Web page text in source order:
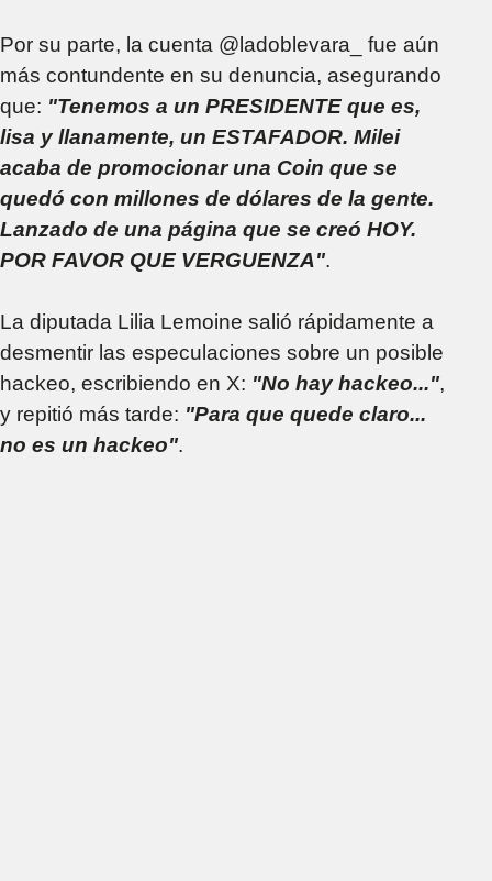
Por su parte, la cuenta @ladoblevara_ fue aún
más contundente en su denuncia, asegurando
que: "Tenemos a un PRESIDENTE que es,
lisa y llanamente, un ESTAFADOR. Milei
acaba de promocionar una Coin que se
quedó con millones de dólares de la gente.
Lanzado de una página que se creó HOY.
POR FAVOR QUE VERGUENZA".
La diputada Lilia Lemoine salió rápidamente a
desmentir las especulaciones sobre un posible
hackeo, escribiendo en X: "No hay hackeo...",
y repitió más tarde: "Para que quede claro...
no es un hackeo".